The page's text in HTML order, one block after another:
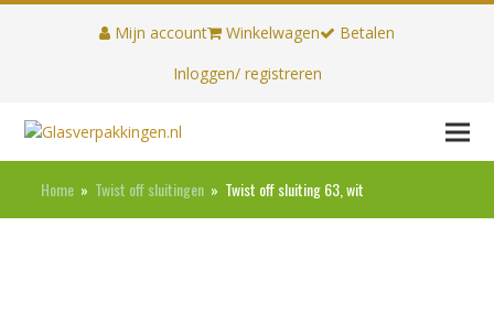
Mijn account Winkelwagen
Betalen
Inloggen/ registreren
Home » Twist off sluitingen » Twist off sluiting 63, wit